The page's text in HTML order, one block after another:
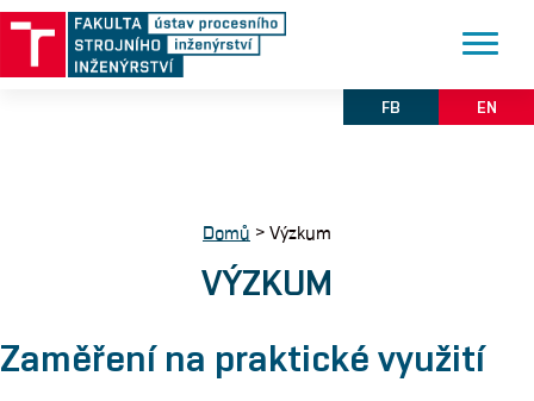
FB EN
Domů > Výzkum
VÝZKUM
Zaměření na praktické využití